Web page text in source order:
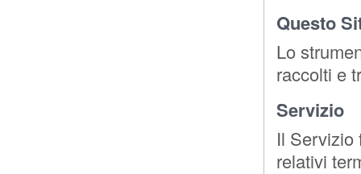
Questo
Lo
raccolti e
Servizio
Il Servizio
relativi